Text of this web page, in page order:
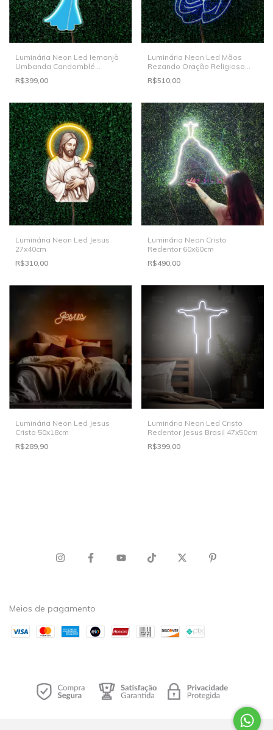
Luminária Neon Led Iemanjà
Umbanda Candomblé
27x50cm
R$399,00
Luminária Neon Led Mãos
Rezando Oração Religioso
40x54cm
R$510,00
Luminária Neon Led Jesus
27x40cm
R$310,00
Luminária Neon Cristo
Redentor 60x60cm
R$490,00
Luminária Neon Led Jesus
Cristo 50x18cm
R$289,90
Luminária Neon Led Cristo
Redentor Jesus Brasil 47x50cm
R$399,00
Meios de pagamento